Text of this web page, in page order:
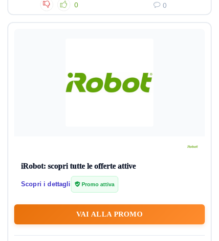
0 0
iRobot: scopri tutte le offerte attive
Scopri i dettagli Promo attiva
VAI ALLA PROMO